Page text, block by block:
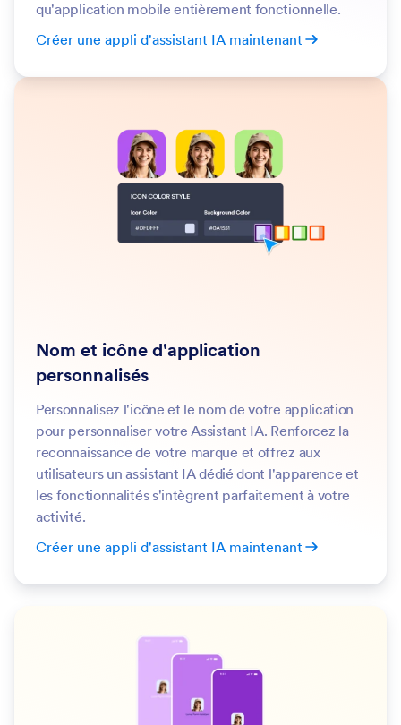
qu'application mobile entièrement fonctionnelle.
Créer une appli d'assistant IA maintenant
Nom et icône d'application
personnalisés
Personnalisez l'icône et le nom de votre application
pour personnaliser votre Assistant IA. Renforcez la
reconnaissance de votre marque et offrez aux
utilisateurs un assistant IA dédié dont l'apparence et
les fonctionnalités s'intègrent parfaitement à votre
activité.
Créer une appli d'assistant IA maintenant